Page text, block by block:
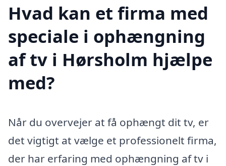
Hvad kan et firma med
speciale i ophængning
af tv i Hørsholm hjælpe
med?
Når du overvejer at få ophængt dit tv, er
det vigtigt at vælge et professionelt firma,
der har erfaring med ophængning af tv i